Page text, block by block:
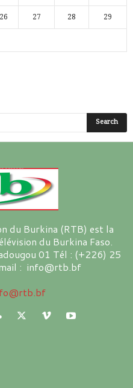
26 27 28 29
du Burkina (RTB) est la
du Burkina Faso.
01 Tél : (+226) 25
: info@rtb.bf